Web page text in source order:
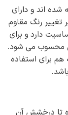
یک ساخته شده اند و دارای
تغییر رنگ مقاوم
دارد و برای
محسوب می شود.
برای استفاده
تا درخشش آن